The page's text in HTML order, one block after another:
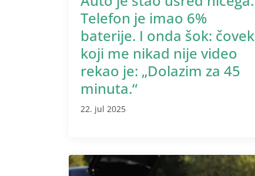
Telefon je imao 6%
baterije. I onda šok: čovek
koji me nikad nije video
rekao je: „Dolazim za 45
minuta.“
22. jul 2025